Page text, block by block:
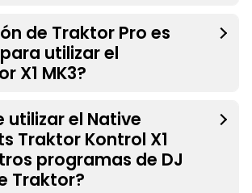
de Traktor Pro es
utilizar el
X1 MK3?
utilizar el Native
Traktor Kontrol X1
programas de DJ
Traktor?